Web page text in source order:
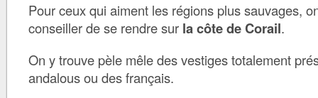
Pour ceux qui aiment les régions plus sauvages,
conseiller de se rendre sur la côte de Corail.
On y trouve pèle mêle des vestiges totalement
andalous ou des français.